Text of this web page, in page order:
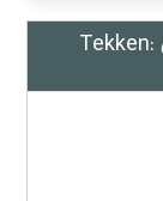
دانلود انیمیشن سریالی تیکن ردخون Tekken: